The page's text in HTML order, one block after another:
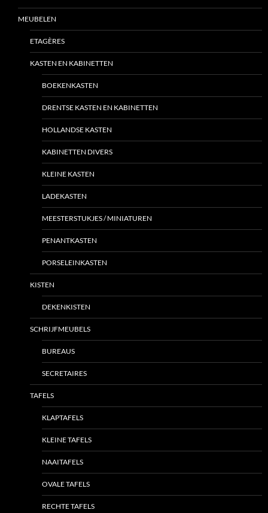
MEUBELEN
ETAGÈRES
KASTEN EN KABINETTEN
BOEKENKASTEN
DRENTSE KASTEN EN KABINETTEN
HOLLANDSE KASTEN
KABINETTEN DIVERS
KLEINE KASTEN
LADEKASTEN
MEESTERSTUKJES / MINIATUREN
PENANTKASTEN
PORSELEINKASTEN
KISTEN
DEKENKISTEN
SCHRIJFMEUBELS
BUREAUS
SECRETAIRES
TAFELS
KLAPTAFELS
KLEINE TAFELS
NAAITAFELS
OVALE TAFELS
RECHTE TAFELS